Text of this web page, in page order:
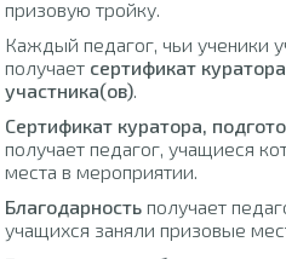
призовую тройку.
Каждый педагог, чьи ученики
получает сертификат
участника(ов)
Сертификат куратора,
получает педагог, учащиеся
места в мероприятии.
Благодарность получает
учащихся заняли призовые